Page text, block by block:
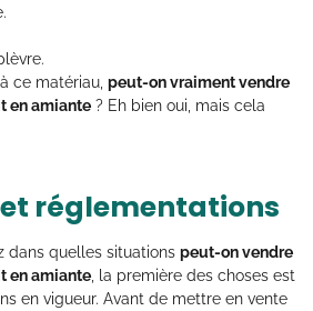
ce matériau, peut-on vraiment vendre
en amiante ? Eh bien oui, mais cela
réglementations
dans quelles situations peut-on vendre
en amiante, la première des choses est
en vigueur. Avant de mettre en vente